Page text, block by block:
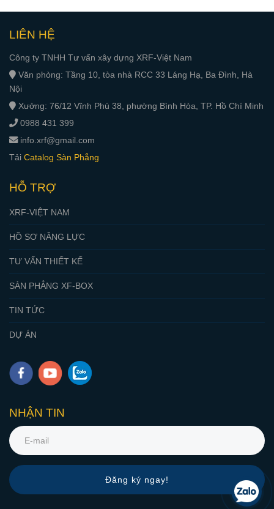
LIÊN HỆ
Công ty TNHH Tư vấn xây dựng XRF-Việt Nam
Văn phòng: Tầng 10, tòa nhà RCC 33 Láng Hạ, Ba Đình, Hà
Nội
Xưởng: 76/12 Vĩnh Phú 38, phường Bình Hòa, TP. Hồ Chí Minh
0988 431 399
info.xrf@gmail.com
Tải Catalog Sàn Phẳng
HỖ TRỢ
XRF-VIỆT NAM
HỒ SƠ NĂNG LỰC
TƯ VẤN THIẾT KẾ
SÀN PHẲNG XF-BOX
TIN TỨC
DỰ ÁN
NHẬN TIN
Đăng ký ngay!